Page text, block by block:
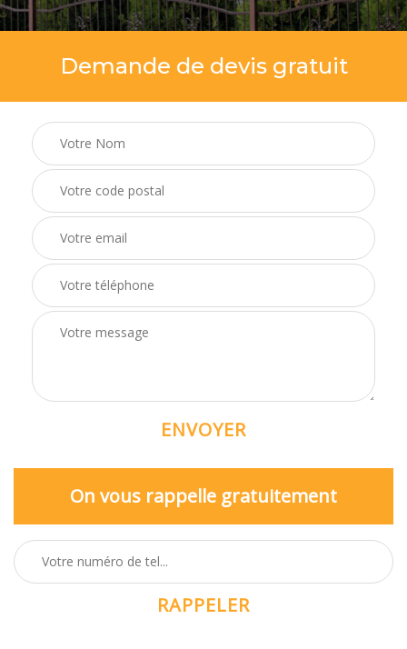
Demande de devis gratuit
On vous rappelle gratuitement